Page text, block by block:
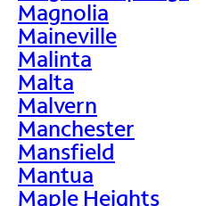
Magnolia
Maineville
Malinta
Malta
Malvern
Manchester
Mansfield
Mantua
Maple Heights